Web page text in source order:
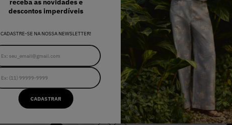
receba as novidades e
descontos imperdíveis
CADASTRE-SE NA NOSSA NEWSLETTER!
CADASTRAR